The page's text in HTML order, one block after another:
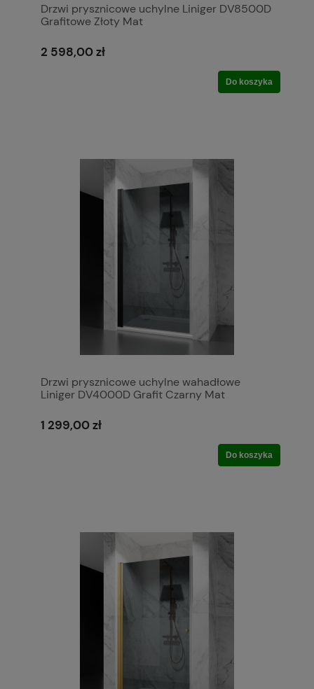
Drzwi prysznicowe uchylne Liniger DV8500D
Grafitowe Złoty Mat
2 598,00 zł
Do koszyka
Drzwi prysznicowe uchylne wahadłowe
Liniger DV4000D Grafit Czarny Mat
1 299,00 zł
Do koszyka